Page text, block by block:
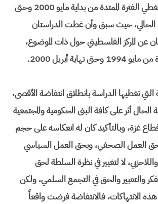
يدي القارئ، حيث تغطي الفترة الممتدة من بداية مايو 2000 وحتى
الحالي، حيث سبق وأن غطت الدراستان
عن المركز الفلسطيني حول ذات الموضوع،
نهاية أبريل 2000.
التي تغطيها الدراسة بانطلاق انتفاضة الأقصى،
أثر على كافة البنى الحكومية والمجتمعية
غزة، وبالتأكيد كان له انعكاسه على حجم
العمل الصحفي، وبحق العمل السياسي
لا لتغيير في نظرة السلطة لحق
والتعبير والحق في التجمع السلمي، ولكن
هذه الانتهاكات، فالانتفاضة فرضت واقعاً